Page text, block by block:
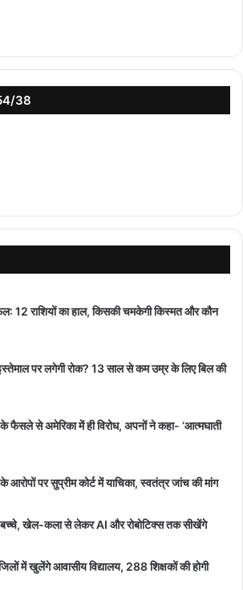
मामला नहीं है। ना तो उन्हें खाद मिल रही है ना ही
समझौता किया गया है उसकी चोट भी सीधी
को इसको लेकर स्थिति साफ करनी चाहिए।
38
12 राशियों का हाल, किसकी चमकेगी किस्मत और कौन
पर लगेगी रोक? 13 साल से कम उम्र के लिए बिल की
फैसले से अमेरिका में ही विरोध, अपनों ने कहा- ‘आत्मघाती
आरोपों पर सुप्रीम कोर्ट में याचिका, स्वतंत्र जांच की मांग
खेल-कला से लेकर AI और रोबोटिक्स तक सीखेंगे
में खुलेंगे आवासीय विद्यालय, 288 शिक्षकों की होगी